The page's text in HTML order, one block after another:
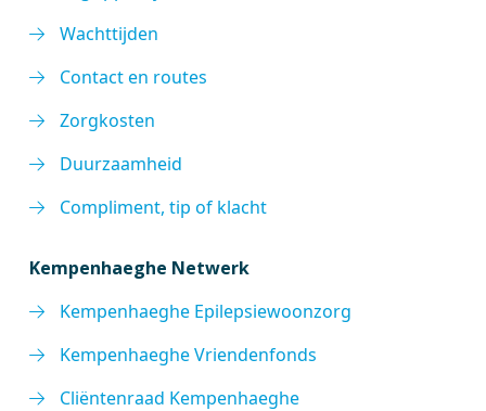
Wachttijden
Contact en routes
Zorgkosten
Duurzaamheid
Compliment, tip of klacht
Kempenhaeghe Netwerk
Kempenhaeghe Epilepsiewoonzorg
Kempenhaeghe Vriendenfonds
Cliëntenraad Kempenhaeghe